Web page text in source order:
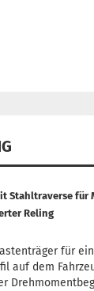
Stahltraverse für
Reling
für
auf dem